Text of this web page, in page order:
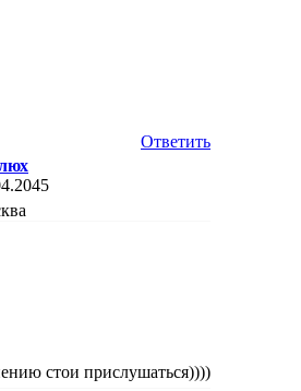
Ответить
стои прислушаться))))